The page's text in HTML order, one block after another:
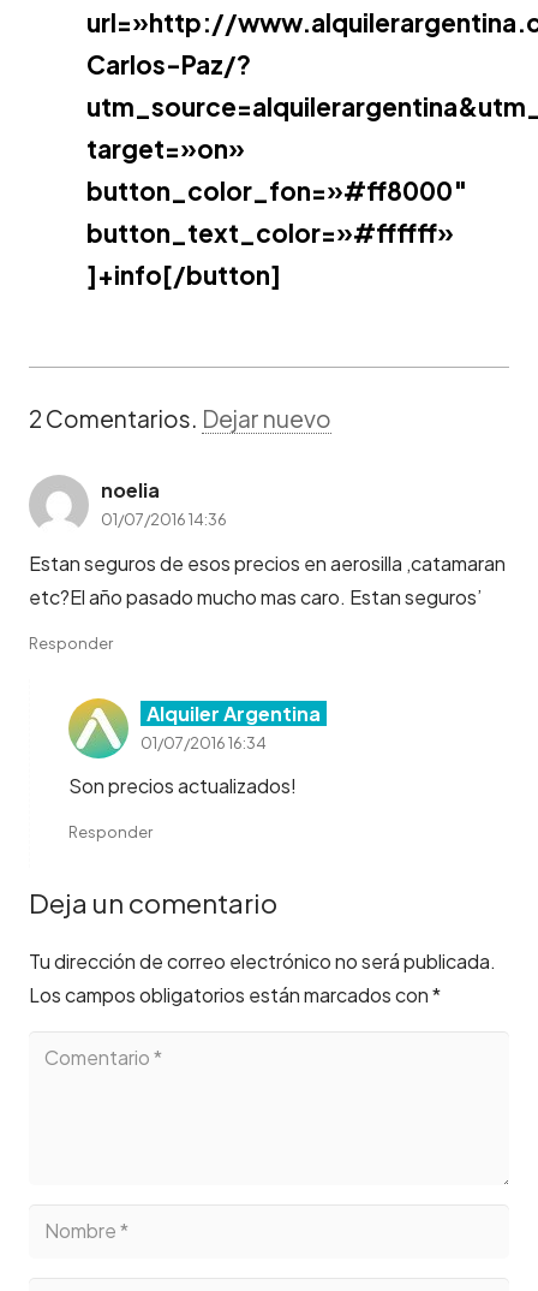
url=»http://
Carlos-Paz/?
target=»on»
button_color_fon=»#ff8000″
button_text_color=»#ffffff»
]+info[/button]
2 Comentarios. Dejar nuevo
noelia
01/07/2016 14:36
Estan seguros de esos precios en aerosilla ,catamaran
etc?El año pasado mucho mas caro. Estan seguros’
Responder
Alquiler Argentina
01/07/2016 16:34
Son precios actualizados!
Responder
Deja un comentario
Tu dirección de correo electrónico no será publicada.
Los campos obligatorios están marcados con*